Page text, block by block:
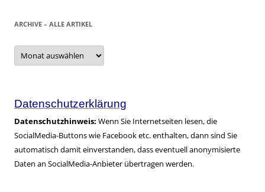
ARCHIVE – ALLE ARTIKEL
Archive
alle
Datenschutzerklärung
Datenschutzhinweis: Wenn Sie Internetseiten lesen, die
SocialMedia-Buttons wie Facebook etc. enthalten, dann sind Sie
automatisch damit einverstanden, dass eventuell anonymisierte
Daten an SocialMedia-Anbieter übertragen werden.